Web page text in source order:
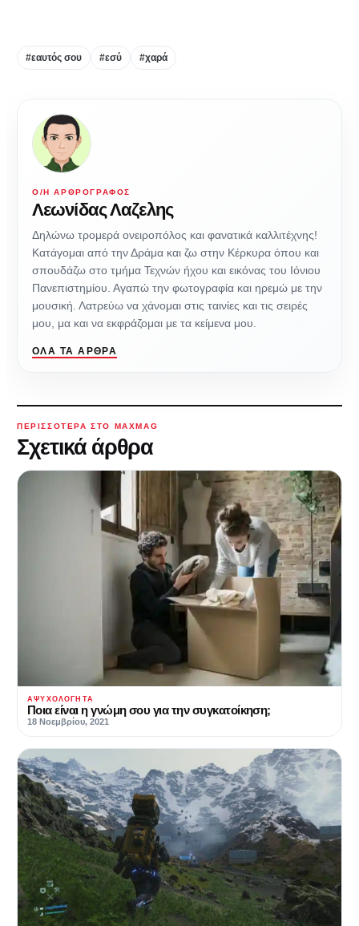
#εαυτός σου #εσύ #χαρά
Ο/Η ΑΡΘΡΟΓΡΆΦΟΣ
Λεωνίδας Λαζελης
Δηλώνω τρομερά ονειροπόλος και φανατικά καλλιτέχνης!
Κατάγομαι από την Δράμα και ζω στην Κέρκυρα όπου και
σπουδάζω στο τμήμα Τεχνών ήχου και εικόνας του Ιόνιου
Πανεπιστημίου. Αγαπώ την φωτογραφία και ηρεμώ με την
μουσική. Λατρεύω να χάνομαι στις ταινίες και τις σειρές
μου, μα και να εκφράζομαι με τα κείμενα μου.
ΌΛΑ ΤΑ ΆΡΘΡΑ
ΠΕΡΙΣΣΌΤΕΡΑ ΣΤΟ MAXMAG
Σχετικά άρθρα
ΑΨΥΧΟΛΌΓΗΤΑ
Ποια είναι η γνώμη σου για την συγκατοίκηση;
18 Νοεμβρίου, 2021